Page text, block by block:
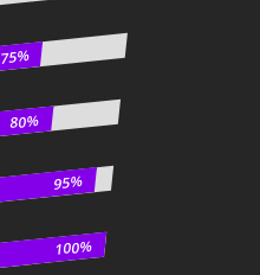
75%
75%
80%
80%
95%
95%
100%
100%